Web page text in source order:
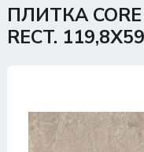
ПЛИТКА CORE
RECT.